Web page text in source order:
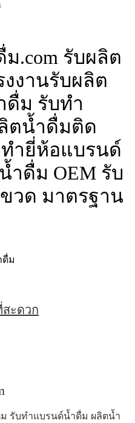
.com รับผลิต
งานรับผลิต
ม รับทำ
ตน้ำดื่มติด
ำยี่ห้อแบรนด์
ำดื่ม OEM รับ
วด มาตรฐาน
ดื่ม
สะดวก
รับทำแบรนด์น้ำดื่ม ผลิตน้ำ